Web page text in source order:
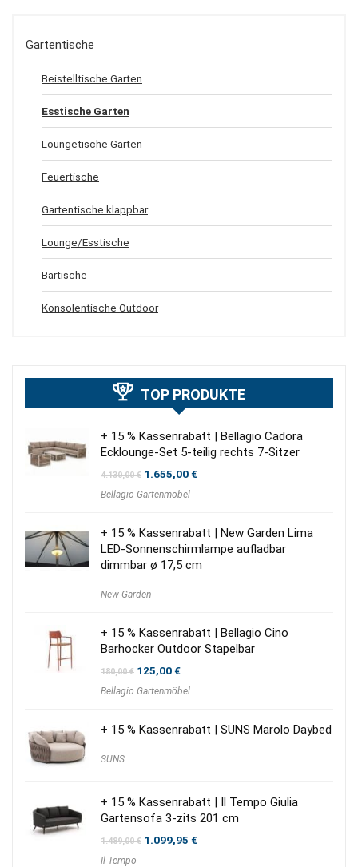
Gartentische
Beistelltische Garten
Esstische Garten
Loungetische Garten
Feuertische
Gartentische klappbar
Lounge/Esstische
Bartische
Konsolentische Outdoor
TOP PRODUKTE
+ 15 % Kassenrabatt | Bellagio Cadora
Ecklounge-Set 5-teilig rechts 7-Sitzer
4.130,00€ Ursprünglicher
war:
1.655,00€Aktueller
Bellagio Gartenmöbel
+ 15 % Kassenrabatt | New Garden Lima
LED-Sonnenschirmlampe aufladbar
dimmbar ø 17,5 cm
New Garden
+ 15 % Kassenrabatt | Bellagio Cino
Barhocker Outdoor Stapelbar
180,00€ Ursprünglicher
war:
125,00€Aktueller
ist:
Bellagio Gartenmöbel
+ 15 % Kassenrabatt | SUNS Marolo Daybed
SUNS
+ 15 % Kassenrabatt | Il Tempo Giulia
Gartensofa 3-zits 201 cm
1.489,00€ Ursprünglicher
1.099,95 €Aktueller
Il Tempo